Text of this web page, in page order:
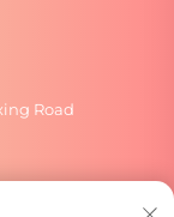
Road